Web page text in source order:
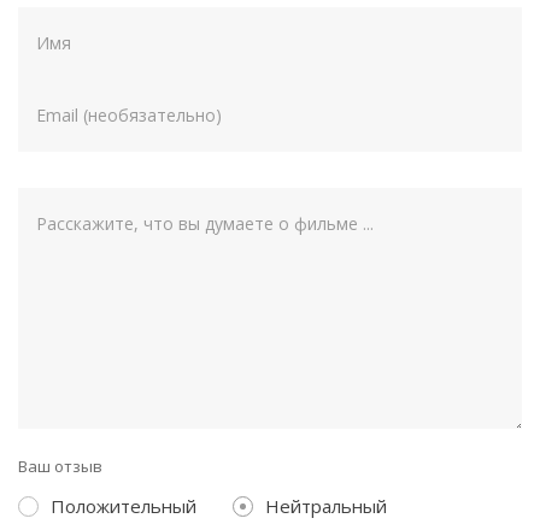
Ваш отзыв
Положительный
Нейтральный